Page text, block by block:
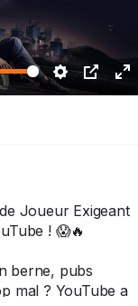
S
n
g
I
d
s
P
é
a
Joueur Exigeant
! 😱🔥
berne, pubs
mal ? YouTube a